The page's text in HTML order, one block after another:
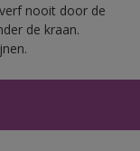
nooit door de
de kraan.